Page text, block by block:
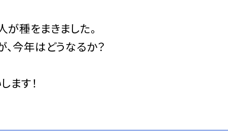
種をまきました。
今年はどうなるか？
ます！